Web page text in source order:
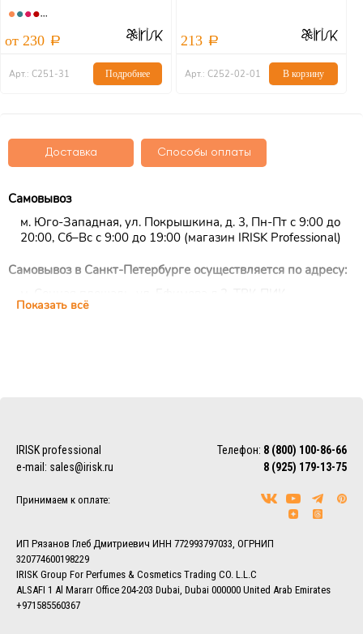
от 230
Арт.: С251-31 Подробнее
213
Арт.: С252-02-01 В корзину
Доставка Способы оплаты
Самовывоз
м. Юго-Западная, ул. Покрышкина, д. 3, Пн-Пт с 9:00 до
20:00, Сб–Вс с 9:00 до 19:00 (магазин IRISK Professional)
Самовывоз в Санкт-Петербурге осуществляется по адресу:
цокольный этаж, ежедневно с 10:00 до 22:00 (магазин
Доставка осуществляется по всему миру с помощью
службы EMS или Почты России.
Также можно воспользоваться услугами наиболее удобной
линии, Байкал-Сервис, DPD, ЖелДорЭкспедиция)
заказов вы можете в разделеДоставка.
Показать всё
IRISK professional Телефон: 8 (800) 100-86-66
8 (925) 179-13-75
e-mail: sales@irisk.ru
Принимаем к оплате:
ИП Рязанов Глеб Дмитриевич ИНН 772993797033, ОГРНИП
320774600198229
IRISK Group For Perfumes & Cosmetics Trading CO. L.L.C
ALSAFI 1 Al Mararr Office 204-203 Dubai, Dubai 000000 United Arab Emirates
+971585560367